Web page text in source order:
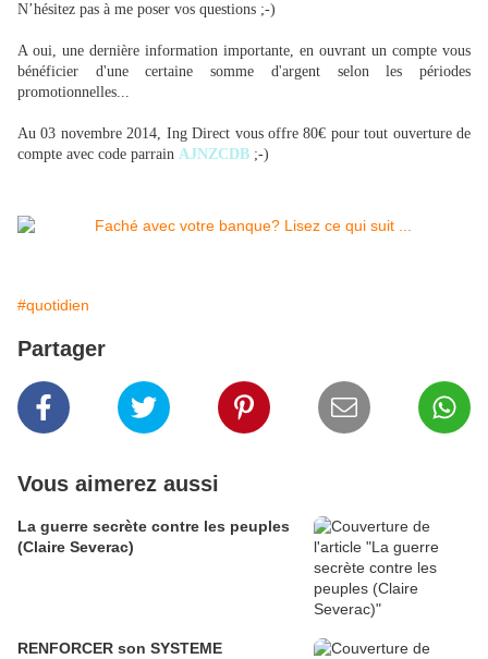
N’hésitez pas à me poser vos questions ;-)
A oui, une dernière information importante, en ouvrant un compte vous
bénéficier d'une certaine somme d'argent selon les périodes
promotionnelles...
Au 03 novembre 2014, Ing Direct vous offre 80€ pour tout ouverture de
compte avec code parrain AJNZCDB ;-)
#quotidien
Partager
Vous aimerez aussi
La guerre secrète contre les peuples
(Claire Severac)
RENFORCER son SYSTEME